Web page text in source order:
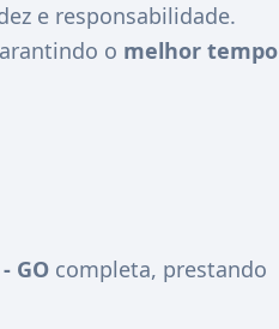
e responsabilidade.
o melhor tempo
GO completa, prestando